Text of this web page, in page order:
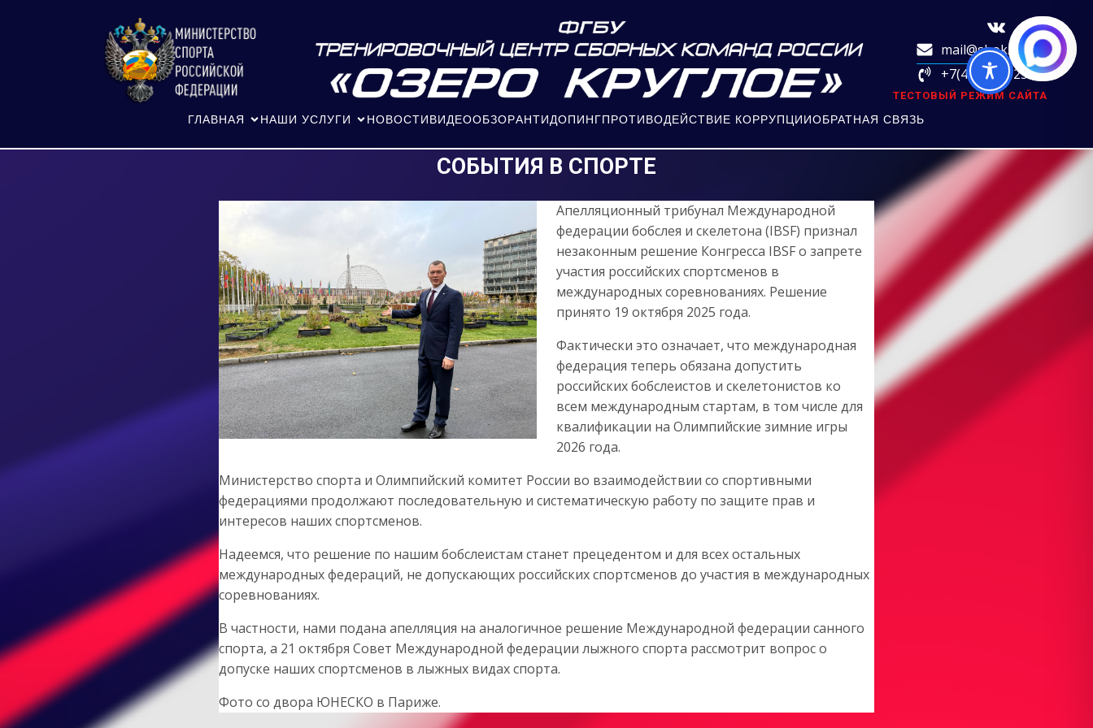
mail@sbok.ru
+7(495)730-25-85
ТЕСТОВЫЙ РЕЖИМ САЙТА
ГЛАВНАЯ НАШИ УСЛУГИ НОВОСТИВИДЕООБЗОРАНТИДОПИНГПРОТИВОДЕЙСТВИЕ КОРРУПЦИИОБРАТНАЯ СВЯЗЬ
СОБЫТИЯ В СПОРТЕ
Апелляционный трибунал Международной
федерации бобслея и скелетона (IBSF) признал
незаконным решение Конгресса IBSF о запрете
участия российских спортсменов в
международных соревнованиях. Решение
принято 19 октября 2025 года.
Фактически это означает, что международная
федерация теперь обязана допустить
российских бобслеистов и скелетонистов ко
всем международным стартам, в том числе для
квалификации на Олимпийские зимние игры
2026 года.
Министерство спорта и Олимпийский комитет России во взаимодействии со спортивными
федерациями продолжают последовательную и систематическую работу по защите прав и
интересов наших спортсменов.
Надеемся, что решение по нашим бобслеистам станет прецедентом и для всех остальных
международных федераций, не допускающих российских спортсменов до участия в международных
соревнованиях.
В частности, нами подана апелляция на аналогичное решение Международной федерации санного
спорта, а 21 октября Совет Международной федерации лыжного спорта рассмотрит вопрос о
допуске наших спортсменов в лыжных видах спорта.
Фото со двора ЮНЕСКО в Париже.